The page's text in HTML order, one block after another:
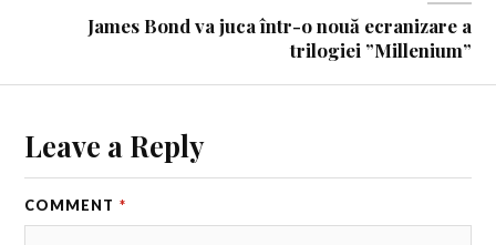
James Bond va juca într-o nouă ecranizare a
trilogiei ”Millenium”
Leave a Reply
COMMENT *